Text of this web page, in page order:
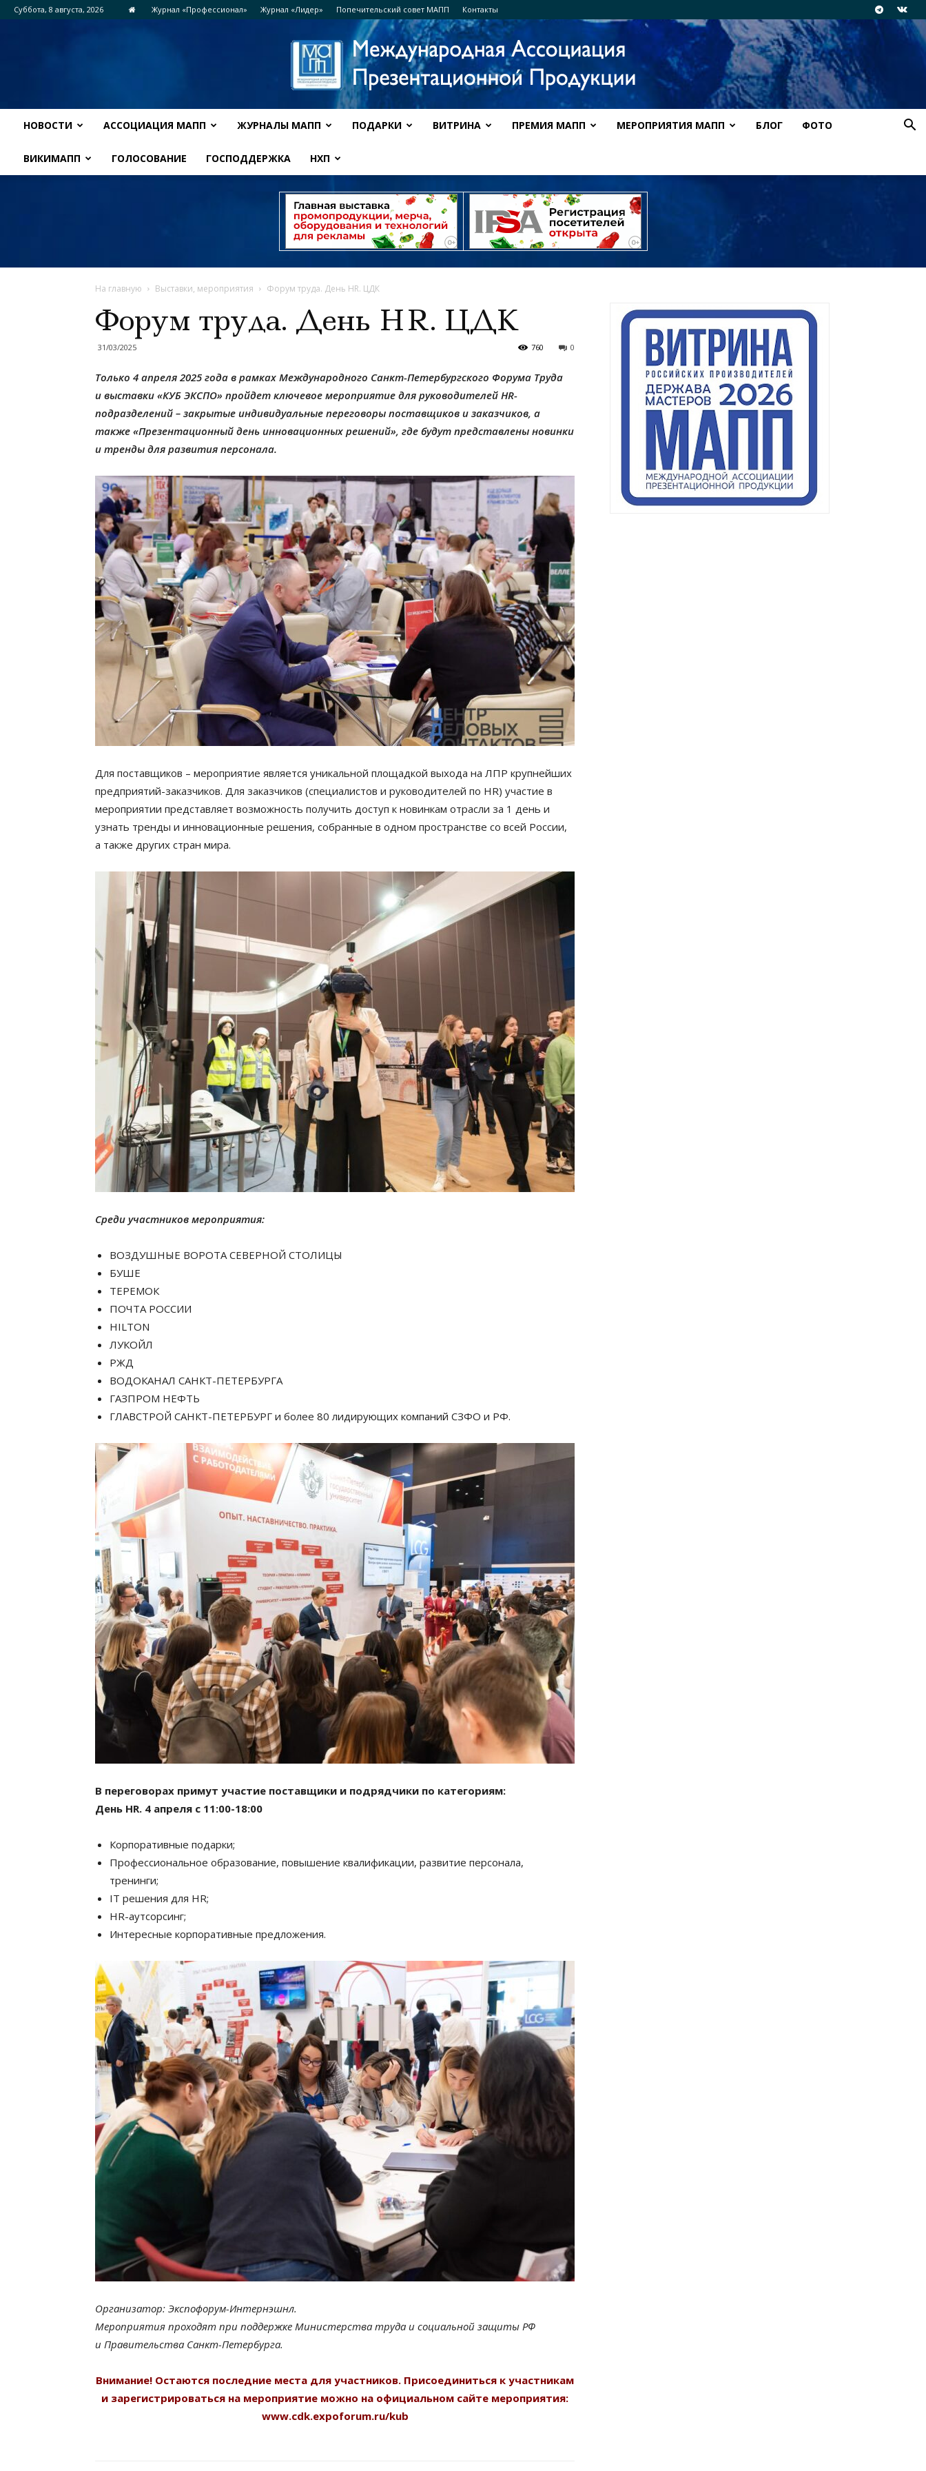
Суббота, 8 августа, 2026 Журнал «Профессионал» Журнал «Лидер» Попечительский совет МАПП Контакты
НОВОСТИ АССОЦИАЦИЯ МАПП ЖУРНАЛЫ МАПП ПОДАРКИ ВИТРИНА ПРЕМИЯ МАПП МЕРОПРИЯТИЯ МАПП БЛОГ ФОТО
ВИКИМАПП ГОЛОСОВАНИЕ ГОСПОДДЕРЖКА НХП
На главную Выставки, мероприятия Форум труда. День HR. ЦДК
Форум труда. День HR. ЦДК
31/03/2025 0
760
Только 4 апреля 2025 года в рамках Международного Санкт-Петербургского Форума Труда
и выставки «КУБ ЭКСПО» пройдет ключевое мероприятие для руководителей HR-
подразделений – закрытые индивидуальные переговоры поставщиков и заказчиков, а
также «Презентационный день инновационных решений», где будут представлены новинки
и тренды для развития персонала.
Для поставщиков – мероприятие является уникальной площадкой выхода на ЛПР крупнейших
предприятий-заказчиков. Для заказчиков (специалистов и руководителей по HR) участие в
мероприятии представляет возможность получить доступ к новинкам отрасли за 1 день и
узнать тренды и инновационные решения, собранные в одном пространстве со всей России,
а также других стран мира.
Среди участников мероприятия:
ВОЗДУШНЫЕ ВОРОТА СЕВЕРНОЙ СТОЛИЦЫ
БУШЕ
ТЕРЕМОК
ПОЧТА РОССИИ
HILTON
ЛУКОЙЛ
РЖД
ВОДОКАНАЛ САНКТ-ПЕТЕРБУРГА
ГАЗПРОМ НЕФТЬ
ГЛАВСТРОЙ САНКТ-ПЕТЕРБУРГ и более 80 лидирующих компаний СЗФО и РФ.
В переговорах примут участие поставщики и подрядчики по категориям:
День HR. 4 апреля с 11:00-18:00
Корпоративные подарки;
Профессиональное образование, повышение квалификации, развитие персонала,
тренинги;
IT решения для HR;
HR-аутсорсинг;
Интересные корпоративные предложения.
Организатор: Экспофорум-Интернэшнл.
Мероприятия проходят при поддержке Министерства труда и социальной защиты РФ
и Правительства Санкт-Петербурга.
Внимание! Остаются последние места для участников. Присоединиться к участникам
и зарегистрироваться на мероприятие можно на официальном сайте мероприятия:
www.cdk.expoforum.ru/kub